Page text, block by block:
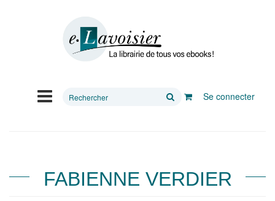
Rechercher
Se connecter
FABIENNE VERDIER